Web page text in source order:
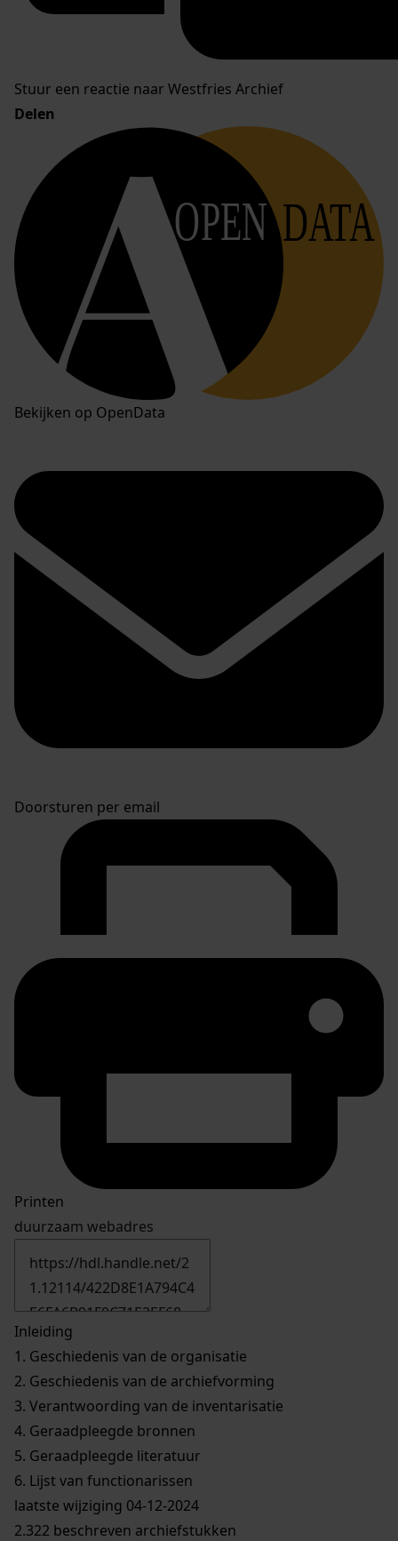
Stuur een reactie naar Westfries Archief
Delen
OPEN DATA
Bekijken op OpenData
Doorsturen per email
Printen
duurzaam webadres
Inleiding
1. Geschiedenis van de organisatie
2. Geschiedenis van de archiefvorming
3. Verantwoording van de inventarisatie
4. Geraadpleegde bronnen
5. Geraadpleegde literatuur
6. Lijst van functionarissen
laatste wijziging 04-12-2024
2.322 beschreven archiefstukken